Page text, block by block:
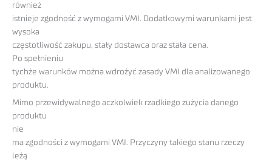
również
istnieje zgodność z wymogami VMI. Dodatkowymi warunkami jest
wysoka
częstotliwość zakupu, stały dostawca oraz stała cena.
Po spełnieniu
tychże warunków można wdrożyć zasady VMI dla analizowanego
produktu.
Mimo przewidywalnego aczkolwiek rzadkiego zużycia danego
produktu
nie
ma zgodności z wymogami VMI. Przyczyny takiego stanu rzeczy
leżą